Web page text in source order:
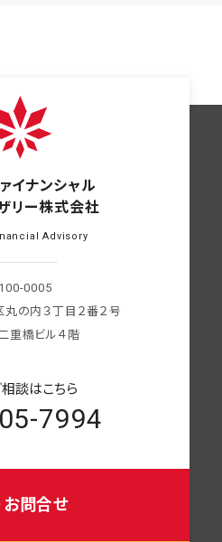
イナンシャル
リー株式会社
Advisory
0005
の内３丁目２番２号
重橋ビル４階
談はこちら
7994
お問合せ